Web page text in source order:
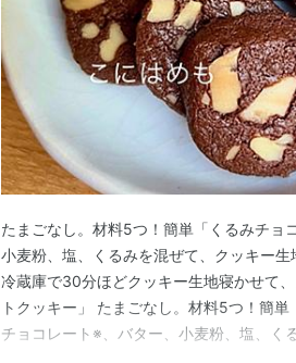
たまごなし。材料5つ！簡単「くるみチョ
小麦粉、塩、くるみを混ぜて、クッキー生
冷蔵庫で30分ほどクッキー生地寝かせて
トクッキー」 たまごなし。材料5つ！簡
チョコレート※、バター、小麦粉、塩、く